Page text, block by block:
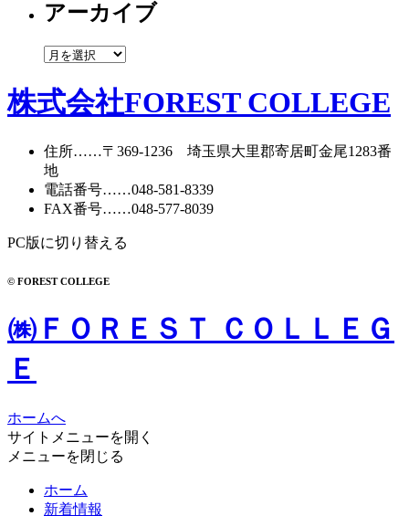
ゴ
ー
アーカイブ
ア
カ
イ
株式会社FOREST COLLEGE
住所……〒369-1236 埼玉県大里郡寄居町金尾1283番
地
電話番号……048-581-8339
FAX番号……048-577-8039
PC版に切り替える
© FOREST COLLEGE
㈱ＦＯＲＥＳＴ ＣＯＬＬＥＧ
Ｅ
ホームへ
サイトメニューを開く
メニューを閉じる
ホーム
新着情報